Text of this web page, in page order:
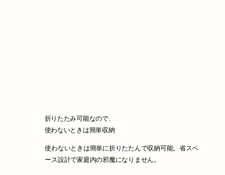
折りたたみ可能なので、
使わないときは簡単収納
使わないときは簡単に折りたたんで収納可能。省スペ
ース設計で家庭内の邪魔になりません。